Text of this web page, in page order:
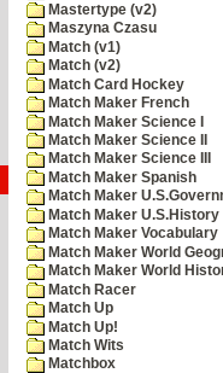
Mastertype (v2)
Maszyna Czasu
Match (v1)
Match (v2)
Match Card Hockey
Match Maker French
Match Maker Science I
Match Maker Science II
Match Maker Science III
Match Maker Spanish
Match Maker
Match Maker U.S.History
Match Maker Vocabulary
Match Maker World
Match Maker World
Match Racer
Match Up
Match Up!
Match Wits
Matchbox